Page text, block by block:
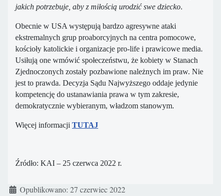
jakich potrzebuje, aby z miłością urodzić swe dziecko.
Obecnie w USA występują bardzo agresywne ataki
ekstremalnych grup proaborcyjnych na centra pomocowe,
kościoły katolickie i organizacje pro-life i prawicowe media.
Usiłują one wmówić społeczeństwu, że kobiety w Stanach
Zjednoczonych zostały pozbawione należnych im praw. Nie
jest to prawda. Decyzja Sądu Najwyższego oddaje jedynie
kompetencję do ustanawiania prawa w tym zakresie,
demokratycznie wybieranym, władzom stanowym.
Więcej informacji TUTAJ
Źródło: KAI – 25 czerwca 2022 r.
Szczegóły
Opublikowano: 27 czerwiec 2022